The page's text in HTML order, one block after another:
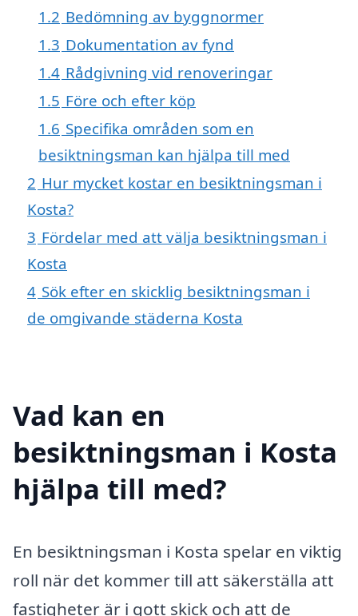
1.2 Bedömning av byggnormer
1.3 Dokumentation av fynd
1.4 Rådgivning vid renoveringar
1.5 Före och efter köp
1.6 Specifika områden som en
besiktningsman kan hjälpa till med
2 Hur mycket kostar en besiktningsman i
Kosta?
3 Fördelar med att välja besiktningsman i
Kosta
4 Sök efter en skicklig besiktningsman i
de omgivande städerna Kosta
Vad kan en
besiktningsman i Kosta
hjälpa till med?
En besiktningsman i Kosta spelar en viktig
roll när det kommer till att säkerställa att
fastigheter är i gott skick och att de